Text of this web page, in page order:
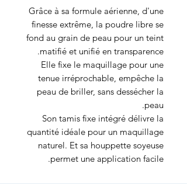
Grâce à sa formule aérienne, d'une
finesse extrême, la poudre libre se
fond au grain de peau pour un teint
matifié et unifié en transparence.
Elle fixe le maquillage pour une
tenue irréprochable, empêche la
peau de briller, sans dessécher la
peau.
Son tamis fixe intégré délivre la
quantité idéale pour un maquillage
naturel. Et sa houppette soyeuse
permet une application facile.